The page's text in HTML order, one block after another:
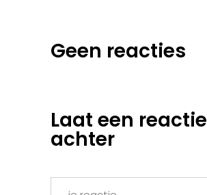
Geen reacties
Laat een reactie
achter